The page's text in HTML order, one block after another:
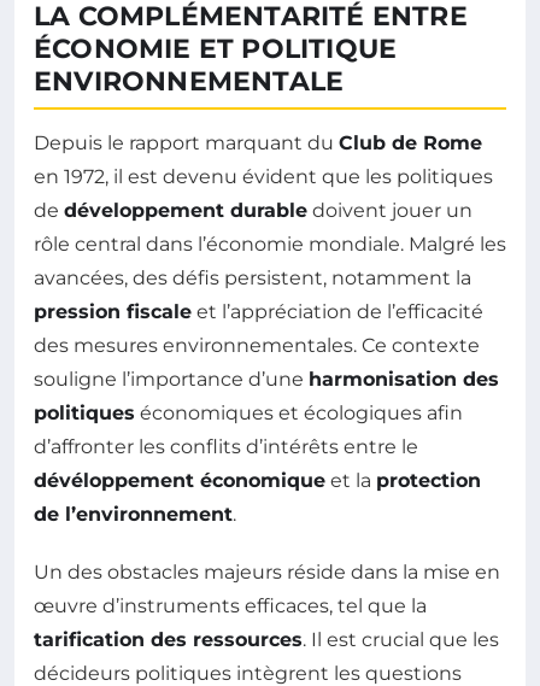
LA COMPLÉMENTARITÉ ENTRE
ÉCONOMIE ET POLITIQUE
ENVIRONNEMENTALE
Depuis le rapport marquant du Club de Rome
en 1972, il est devenu évident que les politiques
de développement durable doivent jouer un
rôle central dans l’économie mondiale. Malgré les
avancées, des défis persistent, notamment la
pression fiscale et l’appréciation de l’efficacité
des mesures environnementales. Ce contexte
souligne l’importance d’une harmonisation des
politiques économiques et écologiques afin
d’affronter les conflits d’intérêts entre le
dévéloppement économique et la protection
de l’environnement.
Un des obstacles majeurs réside dans la mise en
œuvre d’instruments efficaces, tel que la
tarification des ressources. Il est crucial que les
décideurs politiques intègrent les questions